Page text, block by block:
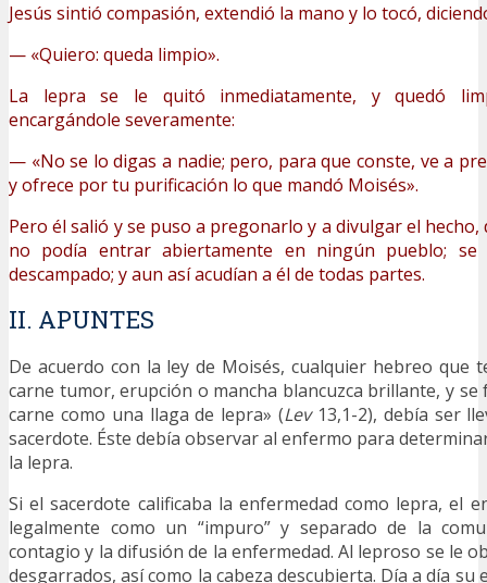
Jesús sintió compasión, extendió la mano y lo tocó,
— «Quiero: queda limpio».
La lepra se le quitó inmediatamente, y quedó
encargándole severamente:
— «No se lo digas a nadie; pero, para que conste, ve a
y ofrece por tu purificación lo que mandó Moisés».
Pero él salió y se puso a pregonarlo y a divulgar el hecho,
no podía entrar abiertamente en ningún pue­blo; se
descampado; y aun así acudían a él de todas partes.
II. APUNTES
De acuerdo con la ley de Moisés, cualquier hebreo que
carne tumor, erupción o mancha blancuzca brillante, y se
carne como una llaga de lepra» (Lev13,1-2), debía ser
sacerdote. Éste debía observar al enfermo para
la lepra.
Si el sacerdote calificaba la enfermedad como lepra, el
legalmente como un “impuro” y separado de la
contagio y la difusión de la enfermedad. Al leproso se le
desgarrados, así como la cabeza descubierta. Día a día su